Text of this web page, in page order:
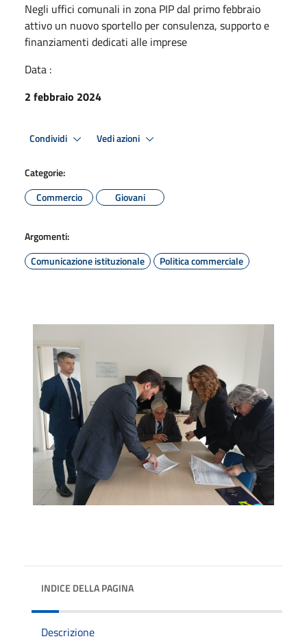
Negli uffici comunali in zona PIP dal primo febbraio
attivo un nuovo sportello per consulenza, supporto e
finanziamenti dedicati alle imprese
Data :
2 febbraio 2024
Condividi Vedi azioni
Categorie:
Commercio
Giovani
Argomenti:
Comunicazione istituzionale
Politica commerciale
INDICE DELLA PAGINA
Descrizione